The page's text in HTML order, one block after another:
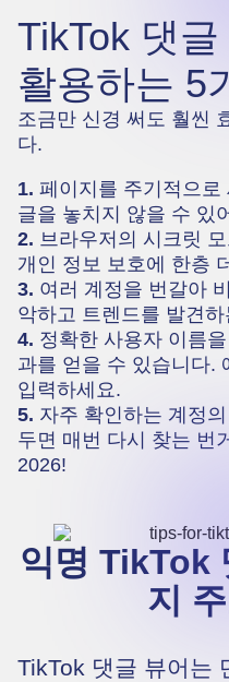
TikTok 댓
활용하는 5
조금만 신경 써도 훨씬
다.
1. 페이지를 주기적으로
글을 놓치지 않을 수 있
2. 브라우저의 시크릿
개인 정보 보호에 한층
3. 여러 계정을 번갈아
악하고 트렌드를 발견
4. 정확한 사용자 이름
과를 얻을 수 있습니다.
입력하세요.
5. 자주 확인하는 계정
두면 매번 다시 찾는 번
2026!
익명 TikTok
지
TikTok 댓글 뷰어는